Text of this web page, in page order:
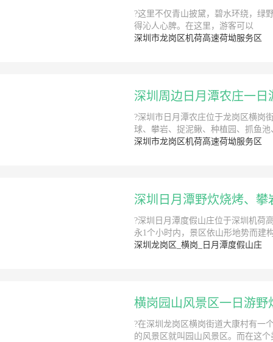
?这里不仅青山披黛，碧水环绕，绿
得沁人心脾。在这里，游客可以
深圳市龙岗区机荷高速荷坳服务区
深圳周边日月潭农庄一日
?深圳市日月潭农庄位于龙岗区横岗
球、攀岩、捉泥鳅、种植园、抓鱼池
深圳市龙岗区机荷高速荷坳服务区
深圳日月潭野炊烧烤、攀
?深圳日月潭度假山庄位于深圳机荷
永1个小时内，景区依山形地势而建
深圳龙岗区_横岗_日月潭度假山庄
横岗园山风景区一日游野
?在深圳龙岗区横岗街道大康村有一
的风景区就叫园山风景区。而在这个